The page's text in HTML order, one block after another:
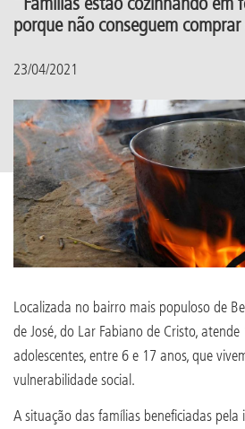
porque não conseguem
23/04/2021
Localizada no bairro mais populoso de
de José, do Lar Fabiano de Cristo,
adolescentes, entre 6 e 17 anos, que
vulnerabilidade social.
A situação das famílias beneficiadas